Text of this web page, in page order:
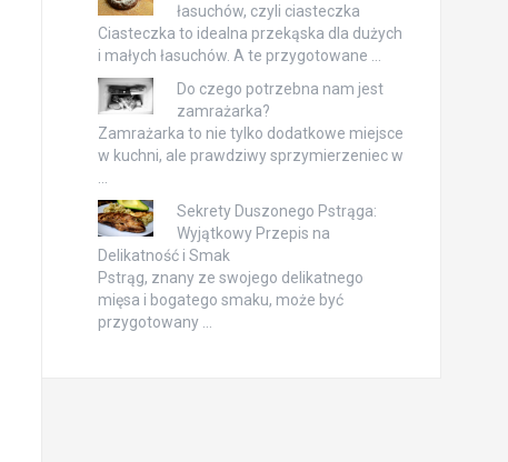
łasuchów, czyli ciasteczka
Ciasteczka to idealna przekąska dla dużych
i małych łasuchów. A te przygotowane …
Do czego potrzebna nam jest
zamrażarka?
Zamrażarka to nie tylko dodatkowe miejsce
w kuchni, ale prawdziwy sprzymierzeniec w
Sekrety Duszonego Pstrąga:
Wyjątkowy Przepis na
Delikatność i Smak
Pstrąg, znany ze swojego delikatnego
mięsa i bogatego smaku, może być
przygotowany …